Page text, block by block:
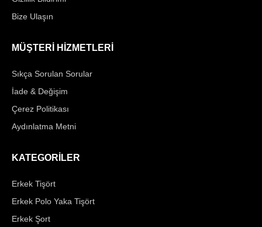
Bize Ulaşın
MÜŞTERİ HİZMETLERİ
Sıkça Sorulan Sorular
İade & Değişim
Çerez Politikası
Aydınlatma Metni
KATEGORİLER
Erkek Tişört
Erkek Polo Yaka Tişört
Erkek Şort